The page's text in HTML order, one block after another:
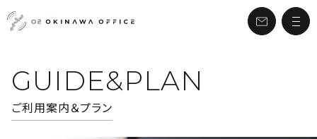
GUIDE&PLAN
ご利用案内＆プラン